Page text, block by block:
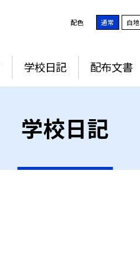
配色 通常 白地
学校日記 配布文書
学校日記